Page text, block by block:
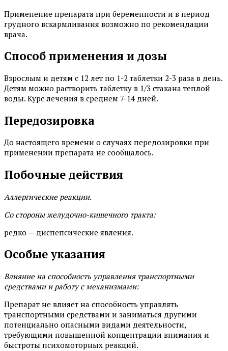
Применение препарата при беременности и в период
грудного вскармливания возможно по рекомендации
врача.
Способ применения и дозы
Взрослым и детям с 12 лет по 1-2 таблетки 2-3 раза в день.
Детям можно растворить таблетку в 1/3 стакана теплой
воды. Курс лечения в среднем 7-14 дней.
Передозировка
До настоящего времени о случаях передозировки при
применении препарата не сообщалось.
Побочные действия
Аллергические реакции.
Со стороны желудочно-кишечного тракта:
редко — диспепсические явления.
Особые указания
Влияние на способность управления транспортными
средствами и работу с механизмами:
Препарат не влияет на способность управлять
транспортными средствами и заниматься другими
потенциально опасными видами деятельности,
требующими повышенной концентрации внимания и
быстроты психомоторных реакций.